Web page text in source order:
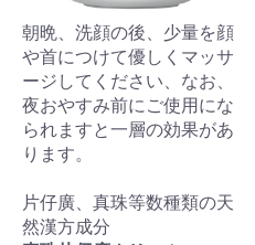
朝晩、洗顔の後、少量を顔
や首につけて優しくマッサ
ージしてください、なお、
夜おやすみ前にご使用にな
られますと一層の効果があ
ります。
片仔廣、真珠等数種類の天
然漢方成分